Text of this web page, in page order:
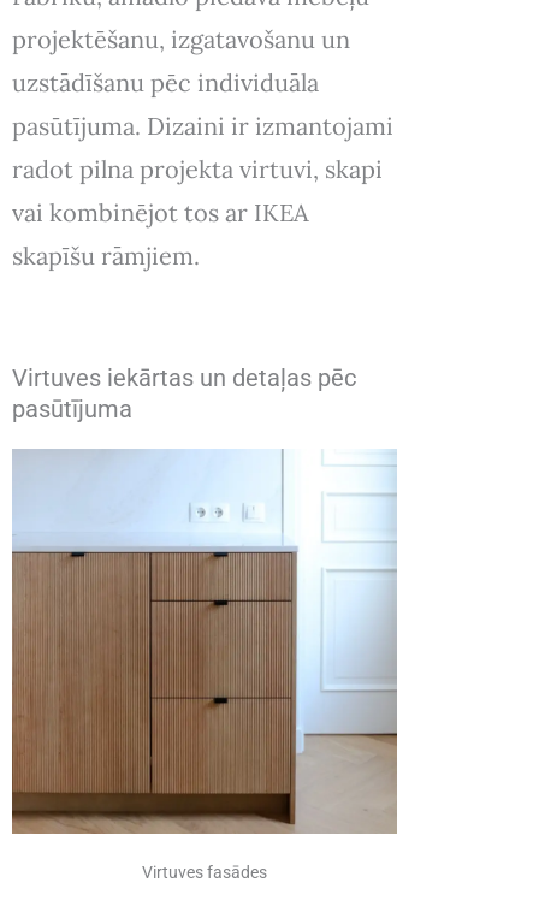
projektēšanu, izgatavošanu un
uzstādīšanu pēc individuāla
pasūtījuma. Dizaini ir izmantojami
radot pilna projekta virtuvi, skapi
vai kombinējot tos ar IKEA
skapīšu rāmjiem.
Virtuves iekārtas un detaļas pēc
pasūtījuma
Virtuves fasādes